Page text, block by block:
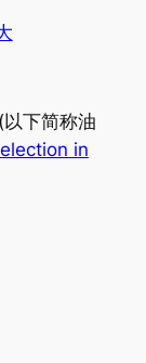
以下简称油
in